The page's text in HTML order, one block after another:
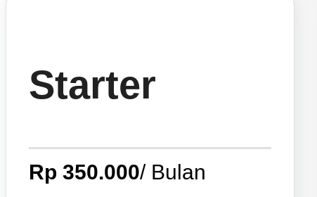
Starter
Rp 350.000/ Bulan